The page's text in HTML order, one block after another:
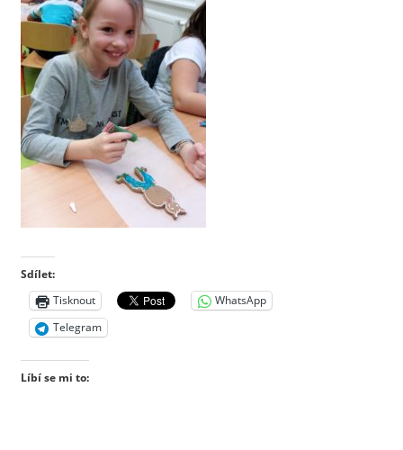
Sdílet:
Tisknout
WhatsApp
Telegram
Líbí se mi to: